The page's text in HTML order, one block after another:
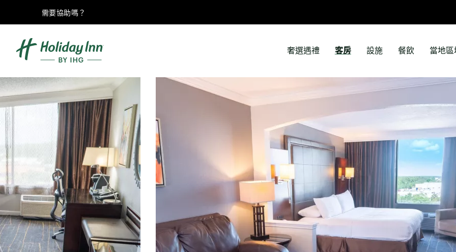
需要協助嗎？
奢選遇禮 客房 設施 餐飲 當地區